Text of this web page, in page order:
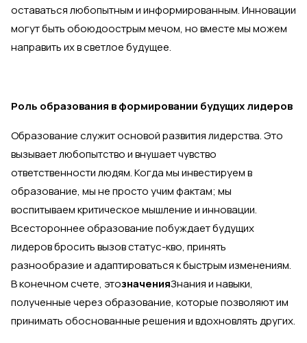
оставаться любопытным и информированным. Инновации
могут быть обоюдоострым мечом, но вместе мы можем
направить их в светлое будущее.
Роль образования в формировании будущих лидеров
Образование служит основой развития лидерства. Это
вызывает любопытство и внушает чувство
ответственности людям. Когда мы инвестируем в
образование, мы не просто учим фактам; мы
воспитываем критическое мышление и инновации.
Всестороннее образование побуждает будущих
лидеров бросить вызов статус-кво, принять
разнообразие и адаптироваться к быстрым изменениям.
В конечном счете, этозначенияЗнания и навыки,
полученные через образование, которые позволяют им
принимать обоснованные решения и вдохновлять других.